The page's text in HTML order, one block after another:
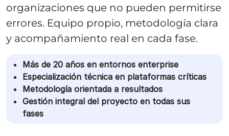
organizaciones que no pueden permitirse
errores. Equipo propio, metodología clara
y acompañamiento real en cada fase.
Más de 20 años en entornos enterprise
Especialización técnica en plataformas críticas
Metodología orientada a resultados
Gestión integral del proyecto en todas sus
fases